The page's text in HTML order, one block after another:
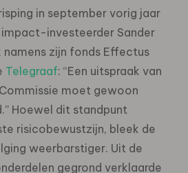
in september vorig jaar
investeerder Sander
namens zijn fonds Effectus
Telegraaf: “Een uitspraak van
moet gewoon
Hoewel dit standpunt
risicobewustzijn, bleek de
weerbarstiger. Uit de
gegrond verklaarde